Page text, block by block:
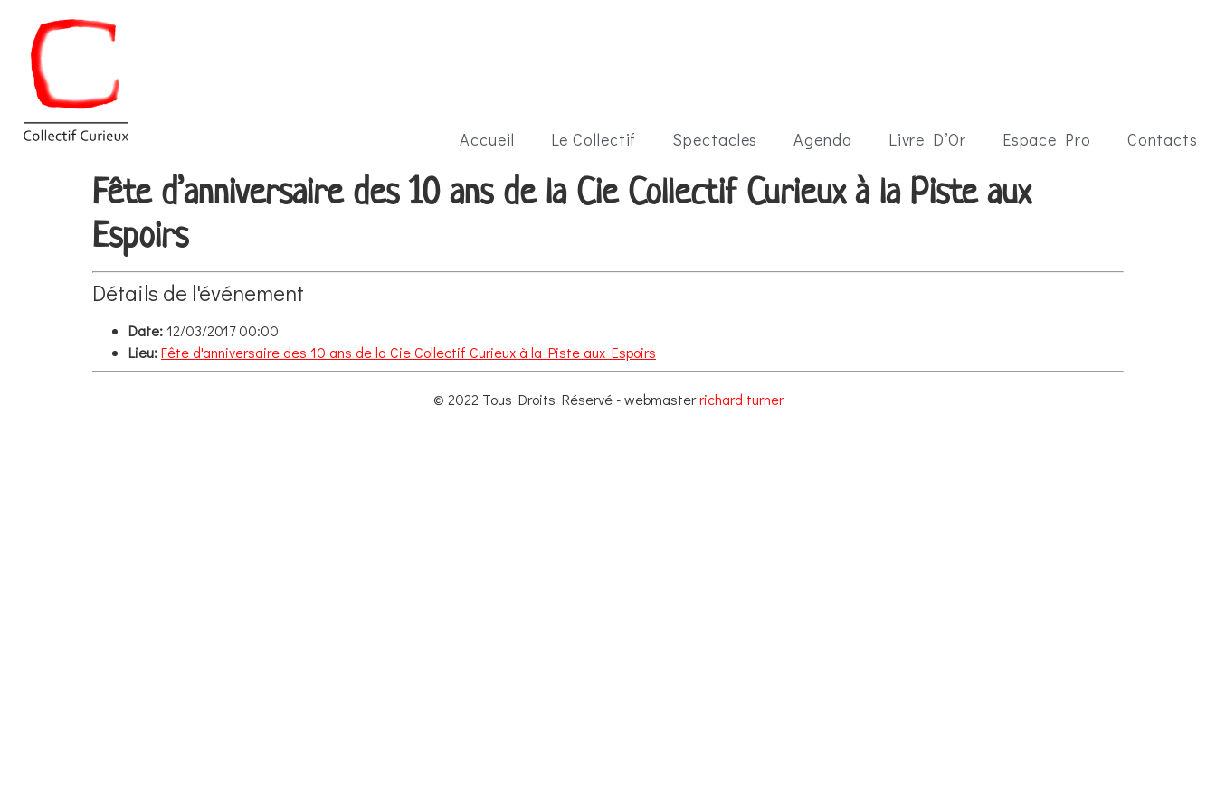
Accueil Le Collectif Spectacles Agenda Livre D’Or Espace Pro Contacts
Fête d’anniversaire des 10 ans de la Cie Collectif Curieux à la Piste aux
Espoirs
Détails de l'événement
Date:12/03/2017 00:00
Lieu:Fête d'anniversaire des 10 ans de la Cie Collectif Curieux à la Piste aux Espoirs
© 2022 Tous Droits Réservé - webmasterrichard turner